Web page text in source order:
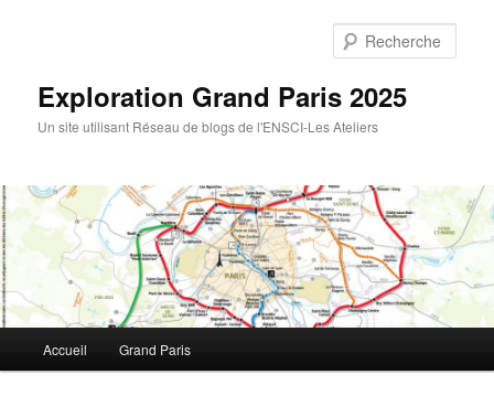
Exploration Grand Paris 2025
Un site utilisant Réseau de blogs de l'ENSCI-Les Ateliers
principal
Aller
Aller
Accueil Grand Paris